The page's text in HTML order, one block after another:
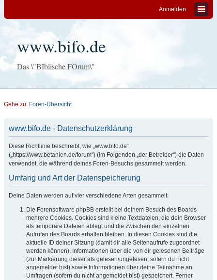
Anmelden
www.bifo.de
Das \"BIblische FOrum\"
Gehe zu: Foren-Übersicht
www.bifo.de - Datenschutzerklärung
Diese Richtlinie beschreibt, wie „www.bifo.de“
(„https://www.betanien.de/forum“) (im Folgenden „der Betreiber“) die Daten
verwendet, die während deines Foren-Besuchs gesammelt werden.
Umfang und Art der Datenspeicherung
Deine Daten werden auf vier verschiedene Arten gesammelt:
Die Forensoftware phpBB erstellt bei deinem Besuch des Boards
mehrere Cookies. Cookies sind kleine Textdateien, die dein Browser
als temporäre Dateien ablegt und die zwischen den einzelnen
Aufrufen des Boards erhalten bleiben. In diesen Cookies sind die
aktuelle ID deiner Sitzung (damit dir alle Seitenaufrufe zugeordnet
werden können), Informationen über die von dir gelesenen Beiträge
(zur Markierung dieser als gelesen/ungelesen; sofern du nicht
angemeldet bist) sowie Informationen über deine Teilnahme an
Umfragen (sofern du nicht angemeldet bist) gespeichert. Ferner